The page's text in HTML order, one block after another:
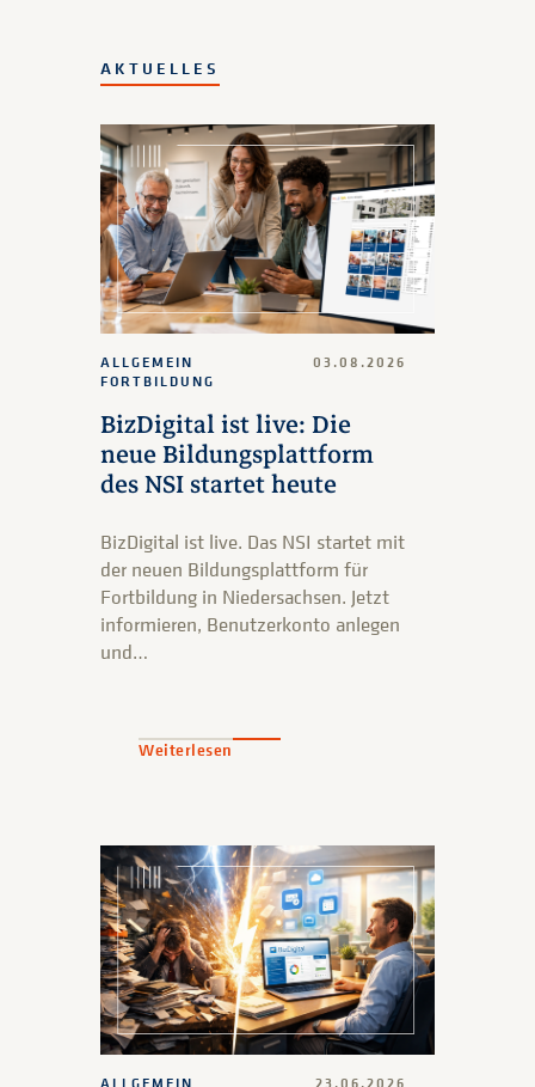
AKTUELLES
BizDigital ist live: Die
neue Bildungsplattform
des NSI startet heute
ALLGEMEIN
FORTBILDUNG
03.08.2026
BizDigital ist live. Das NSI startet mit
der neuen Bildungsplattform für
Fortbildung in Niedersachsen. Jetzt
informieren, Benutzerkonto anlegen
und…
Weiterlesen